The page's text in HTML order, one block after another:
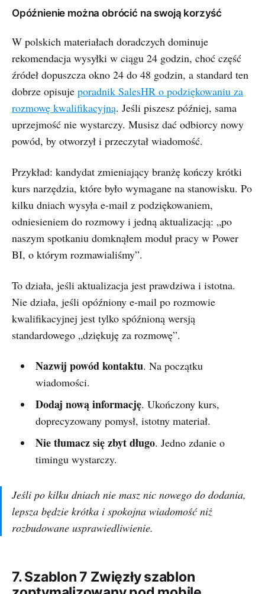
Opóźnienie można obrócić na swoją korzyść
W polskich materiałach doradczych dominuje
rekomendacja wysyłki w ciągu 24 godzin, choć część
źródeł dopuszcza okno 24 do 48 godzin, a standard ten
dobrze opisuje poradnik SalesHR o podziękowaniu za
rozmowę kwalifikacyjną. Jeśli piszesz później, sama
uprzejmość nie wystarczy. Musisz dać odbiorcy nowy
powód, by otworzył i przeczytał wiadomość.
Przykład: kandydat zmieniający branżę kończy krótki
kurs narzędzia, które było wymagane na stanowisku. Po
kilku dniach wysyła e-mail z podziękowaniem,
odniesieniem do rozmowy i jedną aktualizacją: „po
naszym spotkaniu domknąłem moduł pracy w Power
BI, o którym rozmawialiśmy”.
To działa, jeśli aktualizacja jest prawdziwa i istotna.
Nie działa, jeśli opóźniony e-mail po rozmowie
kwalifikacyjnej jest tylko spóźnioną wersją
standardowego „dziękuję za rozmowę”.
Nazwij powód kontaktu. Na początku
wiadomości.
Dodaj nową informację. Ukończony kurs,
doprecyzowany pomysł, istotny materiał.
Nie tłumacz się zbyt długo. Jedno zdanie o
timingu wystarczy.
Jeśli po kilku dniach nie masz nic nowego do dodania,
lepsza będzie krótka i spokojna wiadomość niż
rozbudowane usprawiedliwienie.
7. Szablon 7 Zwięzły szablon